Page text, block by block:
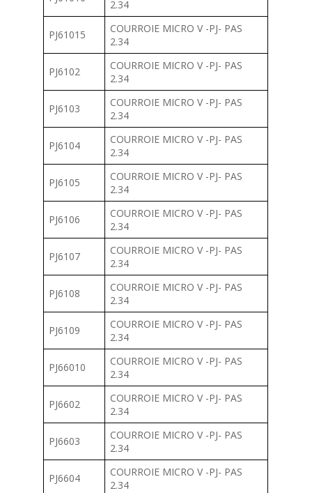
2.34
PJ61015
COURROIE MICRO V -PJ- PAS
2.34
PJ6102
COURROIE MICRO V -PJ- PAS
2.34
PJ6103
COURROIE MICRO V -PJ- PAS
2.34
PJ6104
COURROIE MICRO V -PJ- PAS
2.34
PJ6105
COURROIE MICRO V -PJ- PAS
2.34
PJ6106
COURROIE MICRO V -PJ- PAS
2.34
PJ6107
COURROIE MICRO V -PJ- PAS
2.34
PJ6108
COURROIE MICRO V -PJ- PAS
2.34
PJ6109
COURROIE MICRO V -PJ- PAS
2.34
PJ66010
COURROIE MICRO V -PJ- PAS
2.34
PJ6602
COURROIE MICRO V -PJ- PAS
2.34
PJ6603
COURROIE MICRO V -PJ- PAS
2.34
PJ6604
COURROIE MICRO V -PJ- PAS
2.34